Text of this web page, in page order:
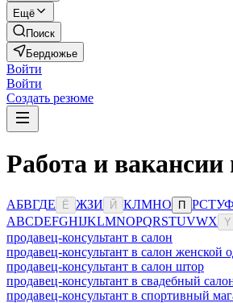
Ещё
Поиск
Бердюжье
Войти
Войти
Создать резюме
Работа и
АБВГДЕ Ё ЖЗИ Й КЛМНО П РСТУФ
ABCDEFGHIJKLMNOPQRSTUVWX Y
продавец-консультант в салон
продавец-консультант в салон женской
продавец-консультант в салон штор
продавец-консультант в свадебный
продавец-консультант в спортивный